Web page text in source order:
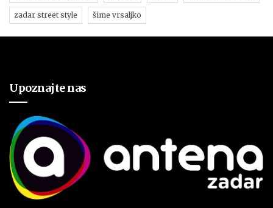
zadar street style šime vrsaljko
Upoznajte nas